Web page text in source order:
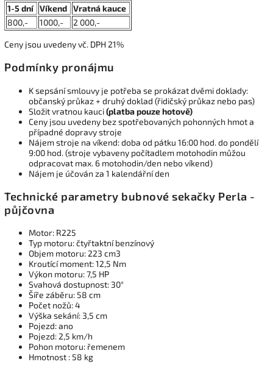
1-5 dní Víkend Vratná kauce
800,-
1000,- 2 000,-
Ceny jsou uvedeny vč. DPH 21%
Podmínky pronájmu
K sepsání smlouvy je potřeba se prokázat dvěmi doklady:
občanský průkaz + druhý doklad (řidičský průkaz nebo pas)
Složit vratnou kauci(platba pouze hotově)
Ceny jsou uvedeny bez spotřebovaných pohonných hmot a
případné dopravy stroje
Nájem stroje na víkend: doba od pátku 16:00 hod. do pondělí
9:00 hod. (stroje vybaveny počítadlem motohodin můžou
odpracovat max. 6 motohodin/den nebo víkend)
Nájem je účován za 1 kalendářní den
Technické parametry bubnové sekačky Perla -
půjčovna
Motor: R225
Typ motoru: čtyřtaktní benzínový
Objem motoru: 223 cm3
Kroutící moment: 12,5 Nm
Výkon motoru: 7,5 HP
Svahová dostupnost: 30°
Šíře záběru: 58 cm
Počet nožů: 4
Výška sekání: 3,5 cm
Pojezd: ano
Pojezd: 2,5 km/h
Pohon motoru: řemenem
Hmotnost : 58 kg